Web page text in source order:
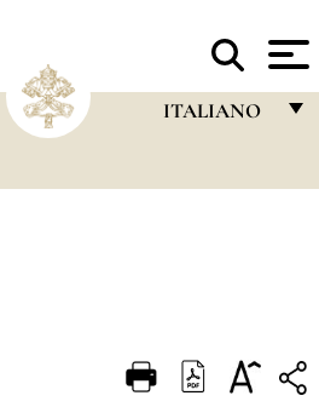
ITALIANO
DEUTSCH